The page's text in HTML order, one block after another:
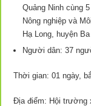
Quảng Ninh cùng
Nông nghiệp và
Hạ Long, huyện
Người dân: 37
Thời gian: 01 ngày,
Địa điểm: Hội trường